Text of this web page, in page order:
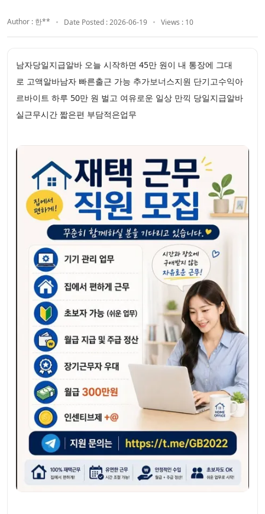
Author : 한** Date Posted : 2026-06-19 Views : 10
남자당일지급알바 오늘 시작하면 45만 원이 내 통장에 그대
로 고액알바남자 빠른출근 가능 추가보너스지원 단기고수익아
르바이트 하루 50만 원 벌고 여유로운 일상 만끽 당일지급알바
실근무시간 짧은편 부담적은업무